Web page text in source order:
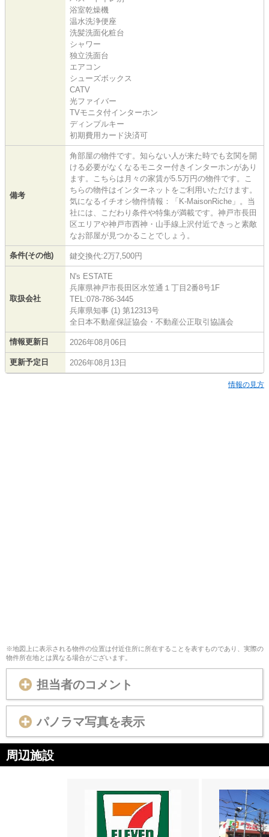
浴室乾燥機
温水洗浄便座
洗髪洗面化粧台
シャワー
独立洗面台
エアコン
シューズボックス
CATV
光ファイバー
TVモニタ付インターホン
ディンプルキー
初期費用カード決済可
備考
角部屋の物件です。知らない人が来た時でも玄関を開
ける必要がなくなるモニター付きインターホンがあり
ます。こちらは月々の家賃が5.5万円の物件です。こ
ちらの物件はインターネットをご利用いただけます。
気になるイチオシ物件情報：「K-MaisonRiche」。当
社には、こだわり条件や特集が満載です。神戸市長田
区エリアや神戸市西神・山手線上沢付近できっと素敵
なお部屋が見つかることでしょう。
条件(その他) 鍵交換代:2万7,500円
取扱会社
N's ESTATE
兵庫県神戸市長田区水笠通１丁目2番8号1F
TEL:078-786-3445
兵庫県知事 (1) 第12313号
全日本不動産保証協会・不動産公正取引協議会
情報更新日 2026年08月06日
更新予定日 2026年08月13日
情報の見方
※地図上に表示される物件の位置は付近住所に所在することを表すものであり、実際の
物件所在地とは異なる場合がございます。
担当者のコメント
パノラマ写真を表示
周辺施設